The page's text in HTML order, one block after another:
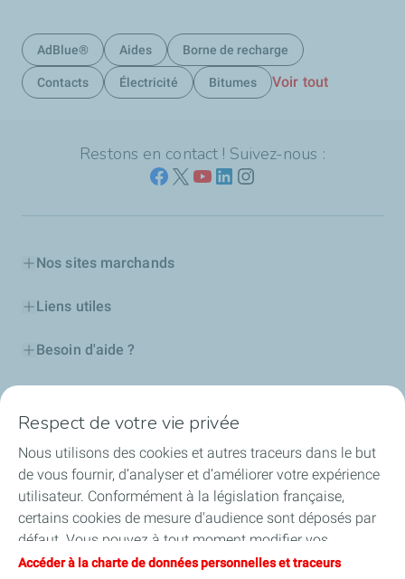
AdBlue® Aides Borne de recharge
Contacts Électricité Bitumes Voir tout
Restons en contact ! Suivez-nous :
Nos sites marchands
Liens utiles
Besoin d'aide ?
Certificats d'économies d'énergie
Nos partenaires
Collaborer avec TotalEnergies
Accessibilité
Respect de votre vie privée
Nous utilisons des cookies et autres traceurs dans le but
de vous fournir, d’analyser et d’améliorer votre expérience
utilisateur. Conformément à la législation française,
certains cookies de mesure d'audience sont déposés par
défaut. Vous pouvez à tout moment modifier vos
paramètres de cookies en cliquant sur le bouton « Gérer
Accéder à la charte de données personnelles et traceurs